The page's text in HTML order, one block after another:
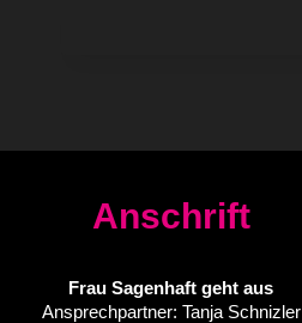
Anschrift
Frau Sagenhaft geht aus
Ansprechpartner: Tanja Schnizler